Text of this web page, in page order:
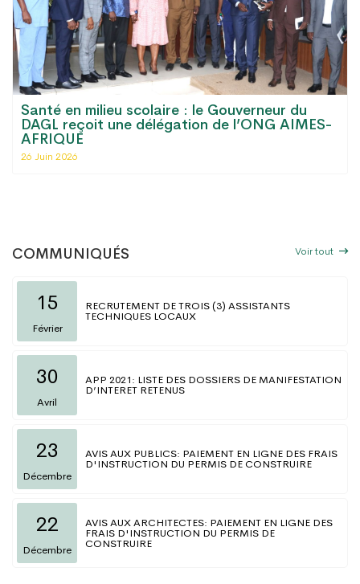
Santé en milieu scolaire : le Gouverneur du
DAGL reçoit une délégation de l’ONG AIMES-
AFRIQUE
26 Juin 2026
COMMUNIQUÉS Voir tout
15
Février
RECRUTEMENT DE TROIS (3) ASSISTANTS
TECHNIQUES LOCAUX
30
Avril
APP 2021: LISTE DES DOSSIERS DE MANIFESTATION
D’INTERET RETENUS
23
Décembre
AVIS AUX PUBLICS: PAIEMENT EN LIGNE DES FRAIS
D'INSTRUCTION DU PERMIS DE CONSTRUIRE
22
Décembre
AVIS AUX ARCHITECTES: PAIEMENT EN LIGNE DES
FRAIS D'INSTRUCTION DU PERMIS DE
CONSTRUIRE